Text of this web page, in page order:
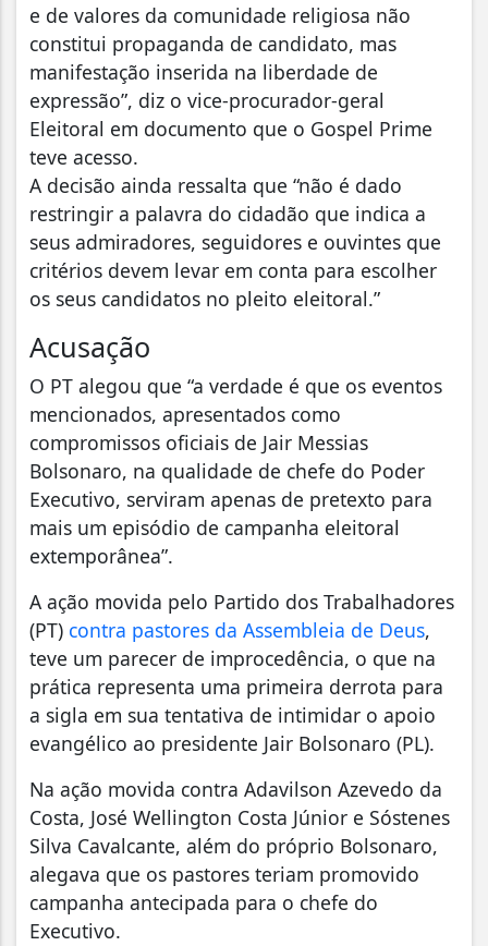
e de valores da comunidade religiosa não
constitui propaganda de candidato, mas
manifestação inserida na liberdade de
expressão”, diz o vice-procurador-geral
Eleitoral em documento que o Gospel Prime
teve acesso.
A decisão ainda ressalta que “não é dado
restringir a palavra do cidadão que indica a
seus admiradores, seguidores e ouvintes que
critérios devem levar em conta para escolher
os seus candidatos no pleito eleitoral.”
Acusação
O PT alegou que “a verdade é que os eventos
mencionados, apresentados como
compromissos oficiais de Jair Messias
Bolsonaro, na qualidade de chefe do Poder
Executivo, serviram apenas de pretexto para
mais um episódio de campanha eleitoral
extemporânea”.
A ação movida pelo Partido dos Trabalhadores
(PT) contra pastores da Assembleia de Deus,
teve um parecer de improcedência, o que na
prática representa uma primeira derrota para
a sigla em sua tentativa de intimidar o apoio
evangélico ao presidente Jair Bolsonaro (PL).
Na ação movida contra Adavilson Azevedo da
Costa, José Wellington Costa Júnior e Sóstenes
Silva Cavalcante, além do próprio Bolsonaro,
alegava que os pastores teriam promovido
campanha antecipada para o chefe do
Executivo.